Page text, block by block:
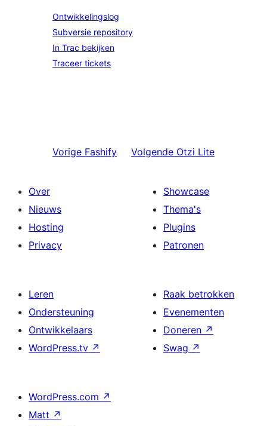
Ontwikkelingslog
Subversie repository
In Trac bekijken
Traceer tickets
Vorige Fashify Volgende Otzi Lite
Over
Nieuws
Hosting
Privacy
Showcase
Thema's
Plugins
Patronen
Leren
Ondersteuning
Ontwikkelaars
WordPress.tv ↗
Raak betrokken
Evenementen
Doneren ↗
Swag ↗
WordPress.com ↗
Matt ↗